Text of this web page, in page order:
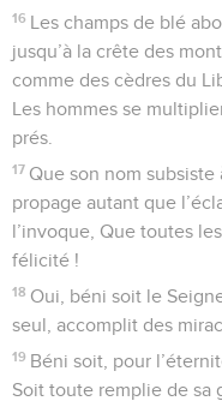
16 Les champs de blé
jusqu’à la crête des
comme des cèdres du
Les hommes se
prés.
17 Que son nom subsiste
propage autant que
l’invoque, Que toutes
félicité !
18 Oui, béni soit le
seul, accomplit des
19 Béni soit, pour
Soit toute remplie de sa